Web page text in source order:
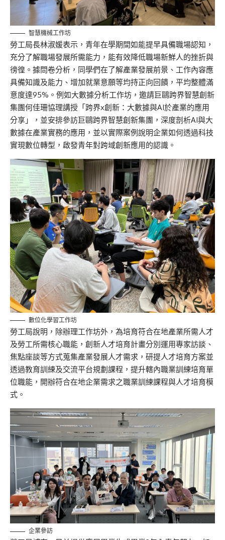
智慧機械工作坊
勞工局長林淑媛表示，青年在學期間如能提早具備職場認知，
充分了解職場發展所需能力，能有效降低職場新鮮人的挫折與
徬徨。據問卷分析，同學們在了解產業發展前景、工作內容應
具備知識及能力、增加就業意願等均持正向回饋，平均整體滿
意度達95%。例如大數據分析工作坊，邀請巨鷗跨界智慧創新
集團何佳珊協理講授「跨界x創新：大數據與AI於產業的應用
分享」，並安排參訪巨鷗跨界智慧創新集團，深度剖析AI與大
數據在產業實務的應用，並以實際案例說明企業如何透過科技
實現數位轉型，啟發青年對跨域創新應用的認識。
數位化學習工作坊
勞工局說明，除辦理工作坊外，為培育符合在地產業所需人才
及勞工所需核心職能，創新人才培育計畫分別運用專家訪談、
焦點座談等方式蒐集產業發展人才需求，研提人才培育方案並
透過教育訓練及交流平台規劃課程，提升轄內職業訓練培育單
位職能，開辦符合在地企業需求之職業訓練課程與人才培育模
式。
企業參訪